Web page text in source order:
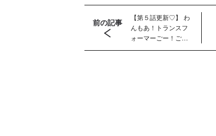
前の記事
【第５話更新♡】 わ
んもあ！トランスフ
ォーマーごー！ご
ー！【月末更新】
ティガ世代必
見！【30周年記
念】「カラータ
【全ウルトラマ
ン記録大鑑発売
記念】森次晃嗣